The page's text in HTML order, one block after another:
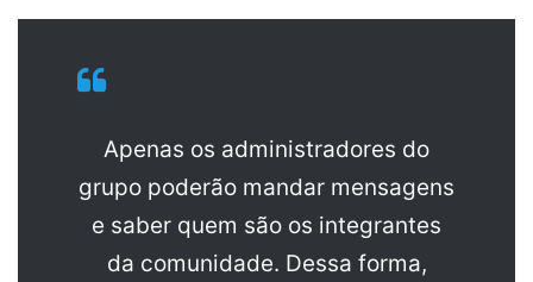
Apenas os administradores do
grupo poderão mandar mensagens
e saber quem são os integrantes
da comunidade. Dessa forma,